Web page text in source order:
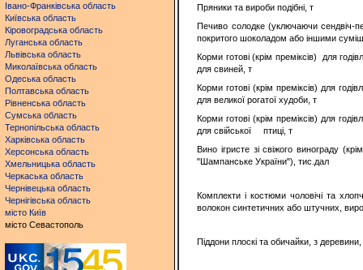
Івано-Франківська область
Київська область
Кіровоградська область
Луганська область
Львівська область
Миколаївська область
Одеська область
Полтавська область
Рівненська область
Сумська область
Тернопільська область
Харківська область
Херсонська область
Хмельницька область
Черкаська область
Чернівецька область
Чернігівська область
місто Київ
місто Севастополь
Пряники та вироби подібні, т
Печиво солодке (уключаючи сендвіч-
покритого шоколадом або іншими
Корми готові (крім преміксів) для
для свиней, т
Корми готові (крім преміксів) для
для великої рогатої худоби, т
Корми готові (крім преміксів) для
для свійської птиці, т
Вино ігристе зі свіжого винограду
"Шампанське України"), тис.дал
Комплекти і костюми чоловічі та
волокон синтетичних або штучних,
Піддони плоскі та обичайки, з